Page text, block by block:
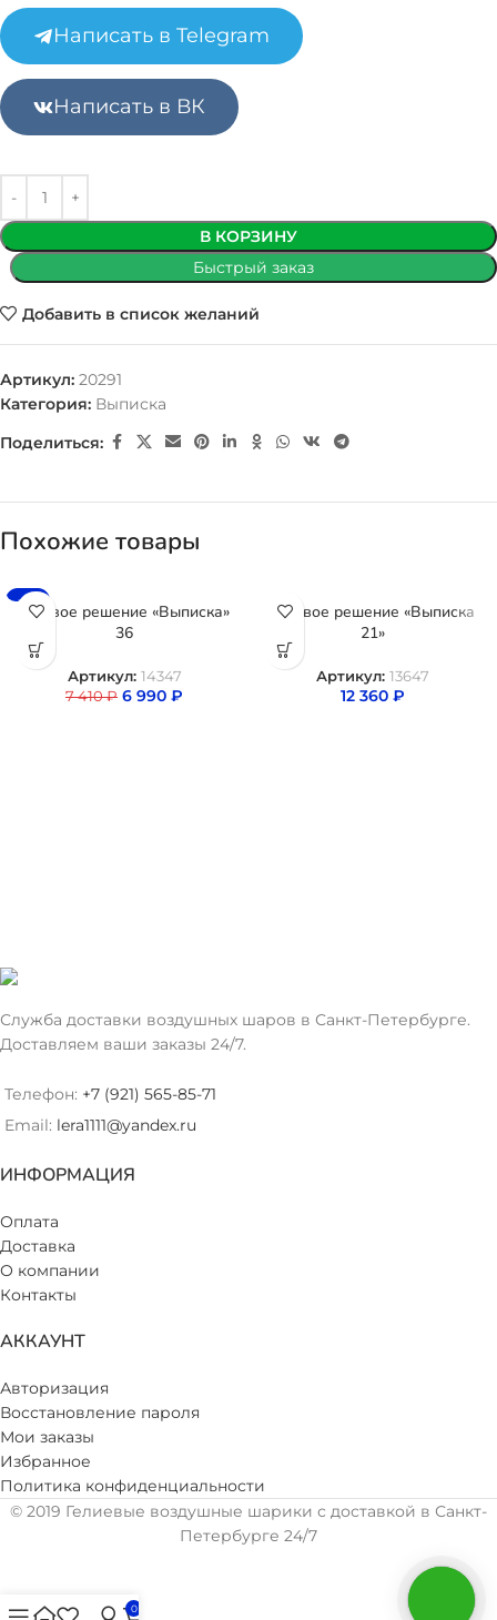
Написать в Telegram
Написать в ВК
В КОРЗИНУ
Быстрый заказ
Добавить в список желаний
Артикул: 20291
Категория: Выписка
Поделиться:
Похожие товары
-6%
Готовое решение «Выписка»
36
Артикул: 14347
7 410₽ 6 990 ₽
Готовое решение «Выписка
21»
Артикул: 13647
12 360 ₽
Служба доставки воздушных шаров в Санкт-Петербурге.
Доставляем ваши заказы 24/7.
Телефон: +7 (921) 565-85-71
Email: lera1111@yandex.ru
ИНФОРМАЦИЯ
Оплата
Доставка
О компании
Контакты
АККАУНТ
Авторизация
Восстановление пароля
Мои заказы
Избранное
Политика конфиденциальности
© 2019 Гелиевые воздушные шарики с доставкой в Санкт-
Петербурге 24/7
0